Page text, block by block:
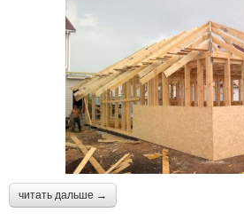
читать дальше →